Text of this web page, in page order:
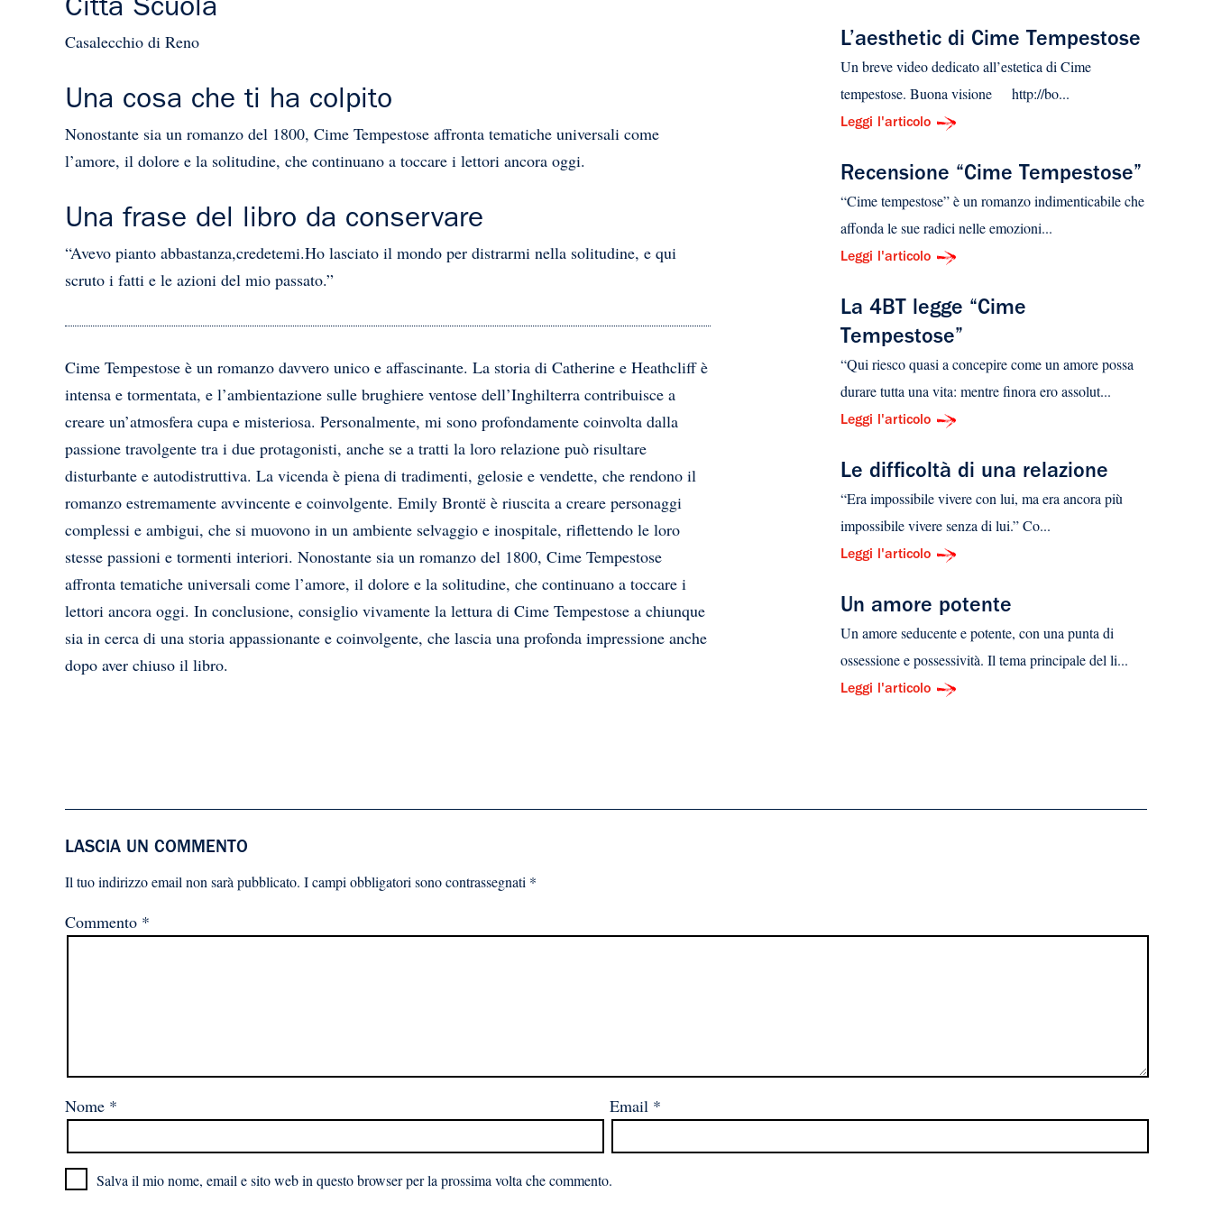
Città Scuola
Casalecchio di Reno
Una cosa che ti ha colpito
Nonostante sia un romanzo del 1800, Cime Tempestose affronta tematiche universali come
l’amore, il dolore e la solitudine, che continuano a toccare i lettori ancora oggi.
Una frase del libro da conservare
“Avevo pianto abbastanza,credetemi.Ho lasciato il mondo per distrarmi nella solitudine, e qui
scruto i fatti e le azioni del mio passato.”
Cime Tempestose è un romanzo davvero unico e affascinante. La storia di Catherine e Heathcliff è
intensa e tormentata, e l’ambientazione sulle brughiere ventose dell’Inghilterra contribuisce a
creare un’atmosfera cupa e misteriosa. Personalmente, mi sono profondamente coinvolta dalla
passione travolgente tra i due protagonisti, anche se a tratti la loro relazione può risultare
disturbante e autodistruttiva. La vicenda è piena di tradimenti, gelosie e vendette, che rendono il
romanzo estremamente avvincente e coinvolgente. Emily Brontë è riuscita a creare personaggi
complessi e ambigui, che si muovono in un ambiente selvaggio e inospitale, riflettendo le loro
stesse passioni e tormenti interiori. Nonostante sia un romanzo del 1800, Cime Tempestose
affronta tematiche universali come l’amore, il dolore e la solitudine, che continuano a toccare i
lettori ancora oggi. In conclusione, consiglio vivamente la lettura di Cime Tempestose a chiunque
sia in cerca di una storia appassionante e coinvolgente, che lascia una profonda impressione anche
dopo aver chiuso il libro.
L’aesthetic di Cime Tempestose
Un breve video dedicato all’estetica di Cime
tempestose. Buona visione http://bo...
Leggi l'articolo
Recensione “Cime Tempestose”
“Cime tempestose” è un romanzo indimenticabile che
affonda le sue radici nelle emozioni...
Leggi l'articolo
La 4BT legge “Cime
Tempestose”
“Qui riesco quasi a concepire come un amore possa
durare tutta una vita: mentre finora ero assolut...
Leggi l'articolo
Le difficoltà di una relazione
“Era impossibile vivere con lui, ma era ancora più
impossibile vivere senza di lui.” Co...
Leggi l'articolo
Un amore potente
Un amore seducente e potente, con una punta di
ossessione e possessività. Il tema principale del li...
Leggi l'articolo
LASCIA UN COMMENTO
Il tuo indirizzo email non sarà pubblicato. I campi obbligatori sono contrassegnati *
Commento *
Nome * Email *
Salva il mio nome, email e sito web in questo browser per la prossima volta che commento.